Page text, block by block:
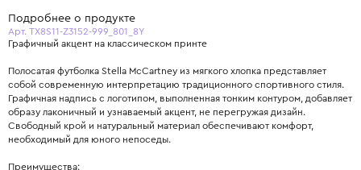
Подробнее о продукте
Арт. TX8S11-Z3152-999_801_8Y
Графичный акцент на классическом принте
Полосатая футболка Stella McCartney из мягкого хлопка представляет
собой современную интерпретацию традиционного спортивного стиля.
Графичная надпись с логотипом, выполненная тонким контуром, добавляет
образу лаконичный и узнаваемый акцент, не перегружая дизайн.
Свободный крой и натуральный материал обеспечивают комфорт,
необходимый для юного непоседы.
Преимущества: